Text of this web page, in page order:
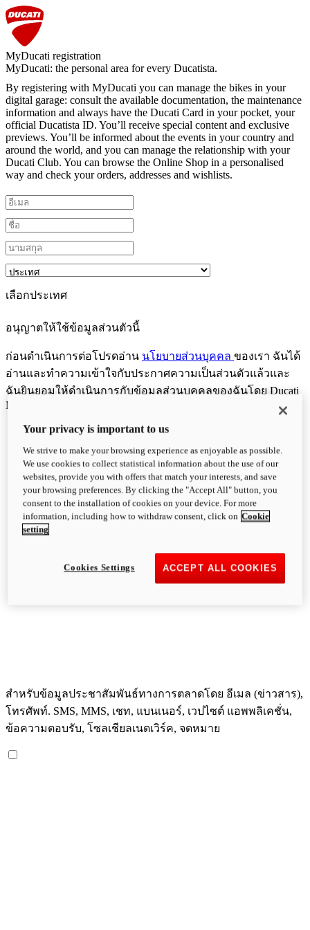
MyDucati registration
MyDucati: the personal area for every Ducatista.
By registering with MyDucati you can manage the bikes in your
digital garage: consult the available documentation, the maintenance
information and always have the Ducati Card in your pocket, your
official Ducatista ID. You’ll receive special content and exclusive
previews. You’ll be informed about the events in your country and
around the world, and you can manage the relationship with your
Ducati Club. You can browse the Online Shop in a personalised
way and check your orders, addresses and wishlists.
เลือกประเทศ
อนุญาตให้ใช้ข้อมูลส่วนตัวนี้
ก่อนดำเนินการต่อโปรดอ่าน นโยบายส่วนบุคคล ของเรา ฉันได้
อ่านและทำความเข้าใจกับประกาศความเป็นส่วนตัวแล้วและ
ฉันยินยอมให้ดำเนินการกับข้อมูลส่วนบุคคลของฉันโดย Ducati
Motor Holding S.p.A:
สำหรับข้อมูลประชาสัมพันธ์ทางการตลาดโดย อีเมล (ข่าวสาร),
โทรศัพท์. SMS, MMS, เชท, แบนเนอร์, เวปไซต์ แอพพลิเคชั่น,
ข้อความตอบรับ, โซลเชียลเนตเวิร์ค, จดหมาย
Your privacy is important to us
We strive to make your browsing experience as enjoyable as possible.
We use cookies to collect statistical information about the use of our
websites, provide you with offers that match your interests, and save
your browsing preferences. By clicking the "Accept All" button, you
consent to the installation of cookies on your device. For more
information, including how to withdraw consent, click on Cookie
setting
ACCEPT ALL COOKIES
Cookies Settings